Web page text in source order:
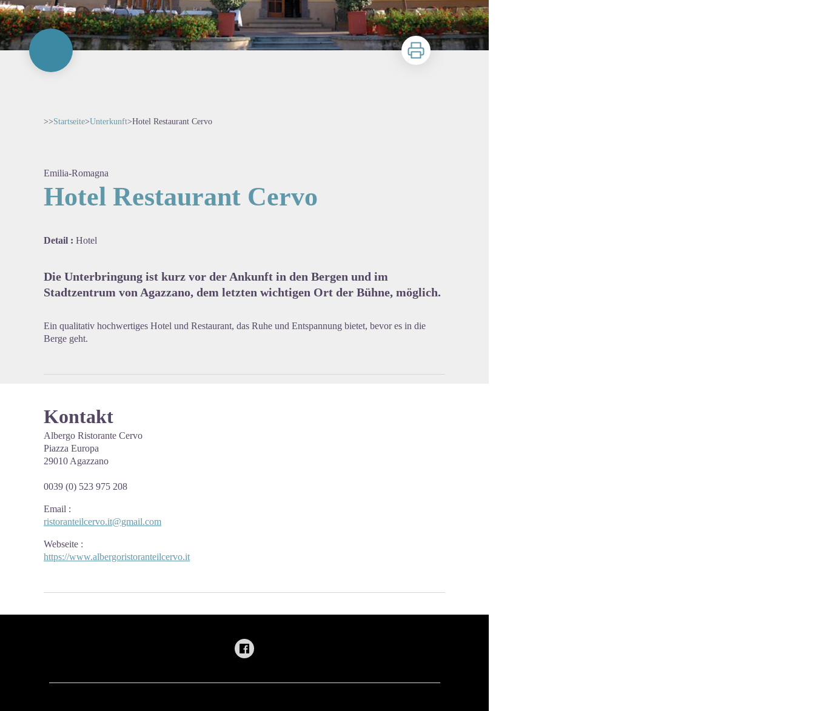
Zu drucken
>>Startseite>Unterkunft>Hotel Restaurant Cervo
Emilia-Romagna
Hotel Restaurant Cervo
Detail : Hotel
Die Unterbringung ist kurz vor der Ankunft in den Bergen und im
Stadtzentrum von Agazzano, dem letzten wichtigen Ort der Bühne, möglich.
Ein qualitativ hochwertiges Hotel und Restaurant, das Ruhe und Entspannung bietet, bevor es in die
Berge geht.
Kontakt
Albergo Ristorante Cervo
Piazza Europa
29010 Agazzano
0039 (0) 523 975 208
Email :
ristoranteilcervo.it@gmail.com
Webseite :
https://www.albergoristoranteilcervo.it